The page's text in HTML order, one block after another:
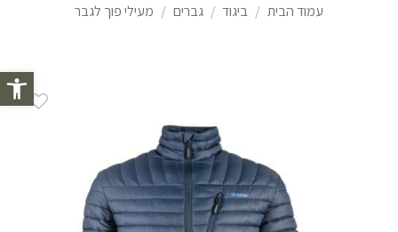
פתח
עמוד הבית / ביגוד / גברים / מעילי פוך לגבר